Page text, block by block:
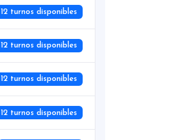
12 turnos disponibles
12 turnos disponibles
12 turnos disponibles
12 turnos disponibles